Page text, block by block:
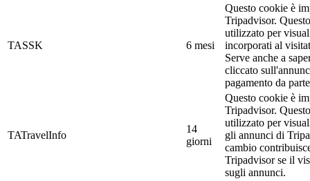
TASSK 6 mesi
Questo cookie è
Tripadvisor.
utilizzato per
incorporati al
Serve anche a
cliccato
pagamento da
TATravelInfo
14
giorni
Questo cookie è
Tripadvisor.
utilizzato per
gli annunci di
cambio
Tripadvisor se il
sugli annunci.